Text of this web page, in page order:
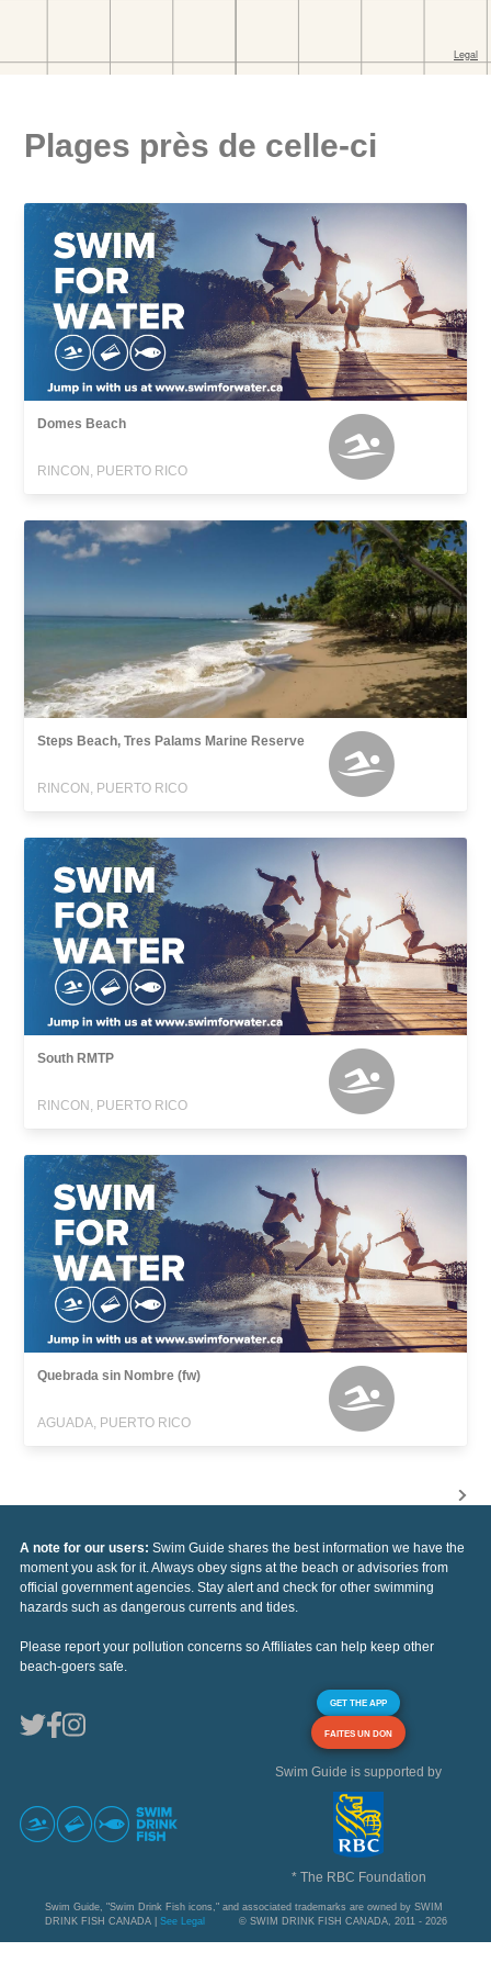
Plages près de celle-ci
Domes Beach
RINCON, PUERTO RICO
Steps Beach, Tres Palams Marine Reserve
RINCON, PUERTO RICO
South RMTP
RINCON, PUERTO RICO
Quebrada sin Nombre (fw)
AGUADA, PUERTO RICO
A note for our users: Swim Guide shares the best information we have the
moment you ask for it. Always obey signs at the beach or advisories from
official government agencies. Stay alert and check for other swimming
hazards such as dangerous currents and tides.
Please report your pollution concerns so Affiliates can help keep other
beach-goers safe.
GET THE APP
FAITES UN DON
Swim Guide is supported by
* The RBC Foundation
Swim Guide, "Swim Drink Fish icons," and associated trademarks are owned by SWIM
DRINK FISH CANADA | See Legal © SWIM DRINK FISH CANADA, 2011 - 2026